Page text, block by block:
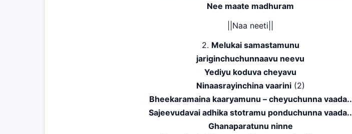
Nee maate madhuram
||Naa neeti||
2. Melukai samastamunu
jariginchuchunnaavu neevu
Yediyu koduva cheyavu
Ninaasrayinchina vaarini(2)
Bheekaramaina kaaryamunu – cheyuchunna vaada..
Sajeevudavai adhika stotramu ponduchunna vaada..
Ghanaparatunu ninne